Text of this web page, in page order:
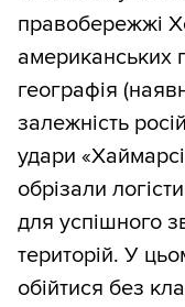
правобережжі
американських
географія
залежність
удари
обрізали
для успішного
територій. У
обійтися без